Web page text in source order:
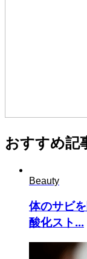
おすすめ記
Beauty
体のサビ
酸化スト...